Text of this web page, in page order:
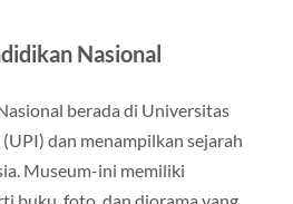
Nasional
berada di Universitas
dan menampilkan sejarah
Museum-ini memiliki
buku, foto, dan diorama yang